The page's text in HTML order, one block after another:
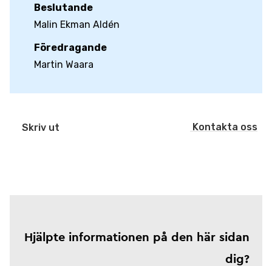
Beslutande
Malin Ekman Aldén
Föredragande
Martin Waara
Skriv ut Kontakta oss
Hjälpte informationen på den här sidan
dig?